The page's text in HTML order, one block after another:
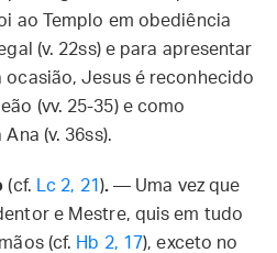
ao Templo em obediência
(v. 22ss) e para apresentar
ocasião, Jesus é reconhecido
(vv. 25-35) e como
(v. 36ss).
(cf. Lc 2, 21 ).— Uma vez que
e Mestre, quis em tudo
(cf. Hb 2, 17), exceto no